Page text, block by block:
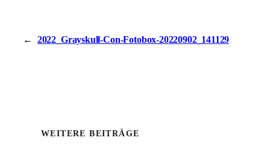
← 2022_Grayskull-Con-Fotobox-20220902_141129
WEITERE BEITRÄGE